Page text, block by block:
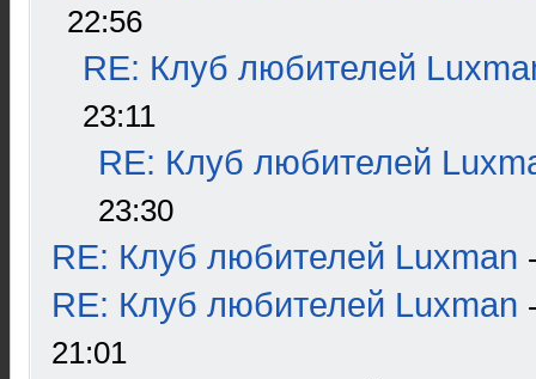
22:56
RE: Клуб любителей
23:11
RE: Клуб любителей
23:30
RE: Клуб любителей Luxman
RE: Клуб любителей Luxman
21:01